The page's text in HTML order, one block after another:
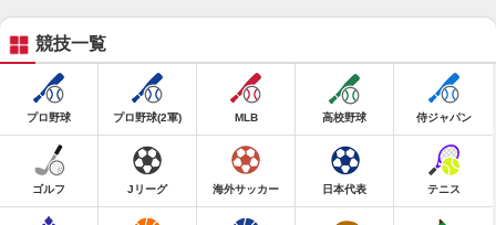
競技一覧
プロ野球 プロ野球(2軍) MLB 高校野球 侍ジャパン
ゴルフ Jリーグ 海外サッカー 日本代表 テニス